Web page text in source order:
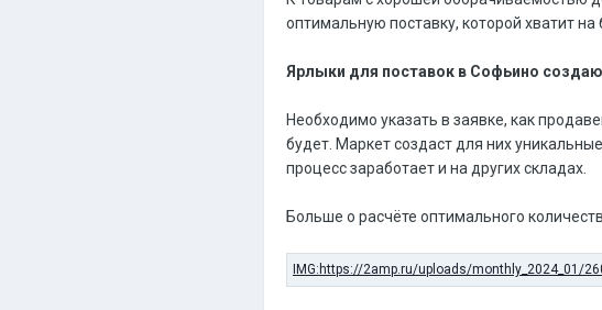
оптимальную поставку, которой хватит
Ярлыки для поставок в Софьино
Необходимо указать в заявке, как
будет. Маркет создаст для них
процесс заработает и на других складах.
Больше о расчёте оптимального